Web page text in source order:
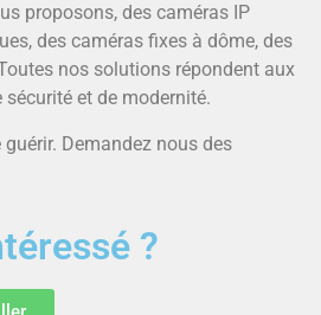
proposons, des caméras IP
des caméras fixes à dôme, des
nos solutions répondent aux
et de modernité.
Demandez nous des
?